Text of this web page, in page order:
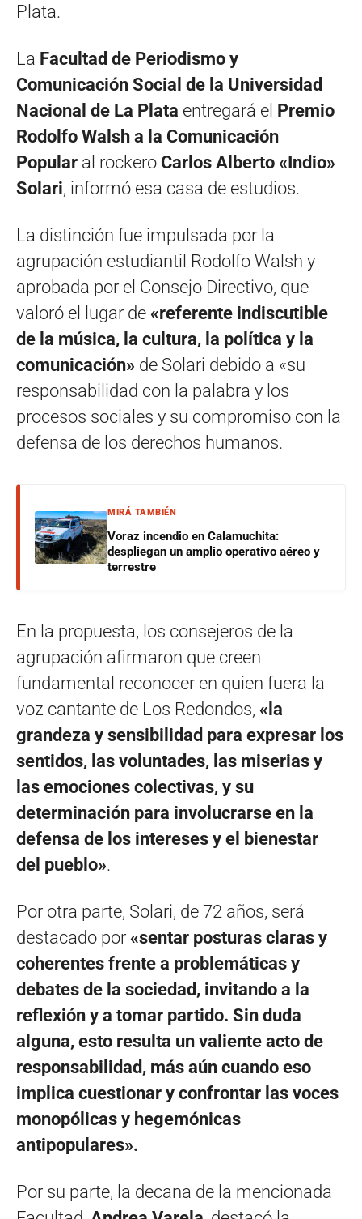
Plata.
La Facultad de Periodismo y
Comunicación Social de la Universidad
Nacional de La Plata entregará el Premio
Rodolfo Walsh a la Comunicación
Popular al rockero Carlos Alberto «Indio»
Solari, informó esa casa de estudios.
La distinción fue impulsada por la
agrupación estudiantil Rodolfo Walsh y
aprobada por el Consejo Directivo, que
valoró el lugar de «referente indiscutible
de la música, la cultura, la política y la
comunicación» de Solari debido a «su
responsabilidad con la palabra y los
procesos sociales y su compromiso con la
defensa de los derechos humanos.
MIRÁ TAMBIÉN
Voraz incendio en Calamuchita:
despliegan un amplio operativo aéreo y
terrestre
En la propuesta, los consejeros de la
agrupación afirmaron que creen
fundamental reconocer en quien fuera la
voz cantante de Los Redondos, «la
grandeza y sensibilidad para expresar los
sentidos, las voluntades, las miserias y
las emociones colectivas, y su
determinación para involucrarse en la
defensa de los intereses y el bienestar
del pueblo».
Por otra parte, Solari, de 72 años, será
destacado por «sentar posturas claras y
coherentes frente a problemáticas y
debates de la sociedad, invitando a la
reflexión y a tomar partido. Sin duda
alguna, esto resulta un valiente acto de
responsabilidad, más aún cuando eso
implica cuestionar y confrontar las voces
monopólicas y hegemónicas
antipopulares».
Por su parte, la decana de la mencionada